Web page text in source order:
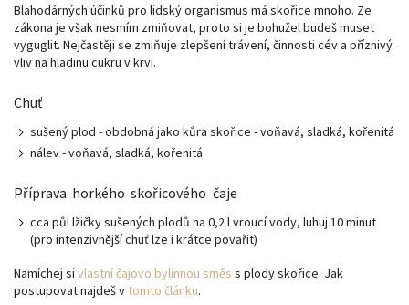
Blahodárných účinků pro lidský organismus má skořice mnoho. Ze
zákona je však nesmím zmiňovat, proto si je bohužel budeš muset
vyguglit. Nejčastěji se zmiňuje zlepšení trávení, činnosti cév a příznivý
vliv na hladinu cukru v krvi.
Chuť
sušený plod - obdobná jako kůra skořice - voňavá, sladká, kořenitá
nálev - voňavá, sladká, kořenitá
Příprava horkého skořicového čaje
cca půl lžičky sušených plodů na 0,2 l vroucí vody, luhuj 10 minut
(pro intenzivnější chuť lze i krátce povařit)
Namíchej si vlastní čajovo bylinnou směs s plody skořice. Jak
postupovat najdeš v tomto článku.